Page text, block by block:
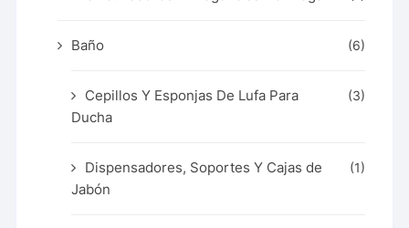
Baño (6)
Cepillos Y Esponjas De Lufa Para
Ducha
(3)
Dispensadores, Soportes Y Cajas de
Jabón
(1)